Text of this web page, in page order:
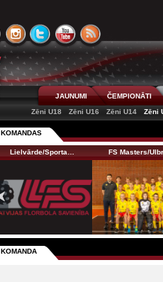
JAUNUMI
ČEMPIONĀTI
Zēni U18
Zēni U16 Zēni U14 Zēni
KOMANDAS
Lielvārde/Sporta… FS Masters/
KOMANDA